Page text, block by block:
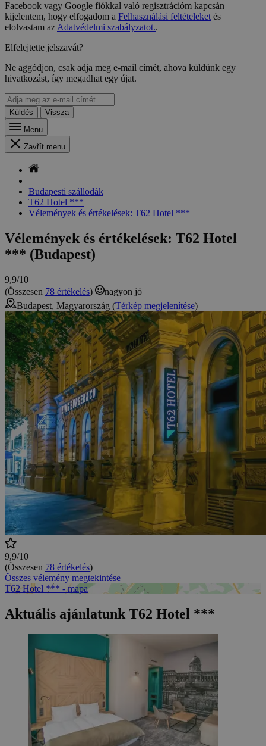
Facebook vagy Google fiókkal való regisztrációm kapcsán
kijelentem, hogy elfogadom a Felhasználási feltételeketés
elolvastam azAdatvédelmi szabályzatot..
Elfelejtette jelszavát?
Ne aggódjon, csak adja meg e-mail címét, ahova küldünk egy
hivatkozást, így megadhat egy újat.
Küldés
Vissza
Menu
Zavřít menu
Budapesti szállodák
T62 Hotel ***
Vélemények és értékelések: T62 Hotel ***
Vélemények és értékelések: T62 Hotel
*** (Budapest)
9,9/10
(Összesen 78 értékelés)
nagyon jó
Budapest, Magyarország (Térkép megjelenítése)
9,9/10
(Összesen 78 értékelés)
Összes vélemény megtekintése
T62 Hotel *** - mapa
Aktuális ajánlatunk T62 Hotel ***